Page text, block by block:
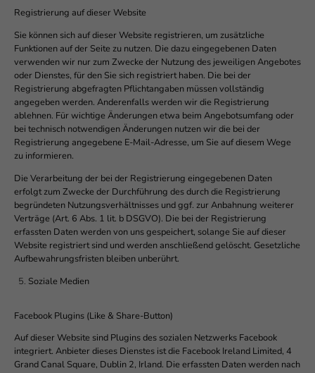
Registrierung auf dieser Website
Sie können sich auf dieser Website registrieren, um zusätzliche
Funktionen auf der Seite zu nutzen. Die dazu eingegebenen Daten
verwenden wir nur zum Zwecke der Nutzung des jeweiligen Angebotes
oder Dienstes, für den Sie sich registriert haben. Die bei der
Registrierung abgefragten Pflichtangaben müssen vollständig
angegeben werden. Anderenfalls werden wir die Registrierung
ablehnen. Für wichtige Änderungen etwa beim Angebotsumfang oder
bei technisch notwendigen Änderungen nutzen wir die bei der
Registrierung angegebene E-Mail-Adresse, um Sie auf diesem Wege
zu informieren.
Die Verarbeitung der bei der Registrierung eingegebenen Daten
erfolgt zum Zwecke der Durchführung des durch die Registrierung
begründeten Nutzungsverhältnisses und ggf. zur Anbahnung weiterer
Verträge (Art. 6 Abs. 1 lit. b DSGVO). Die bei der Registrierung
erfassten Daten werden von uns gespeichert, solange Sie auf dieser
Website registriert sind und werden anschließend gelöscht. Gesetzliche
Aufbewahrungsfristen bleiben unberührt.
Soziale Medien
Facebook Plugins (Like & Share-Button)
Auf dieser Website sind Plugins des sozialen Netzwerks Facebook
integriert. Anbieter dieses Dienstes ist die Facebook Ireland Limited, 4
Grand Canal Square, Dublin 2, Irland. Die erfassten Daten werden nach